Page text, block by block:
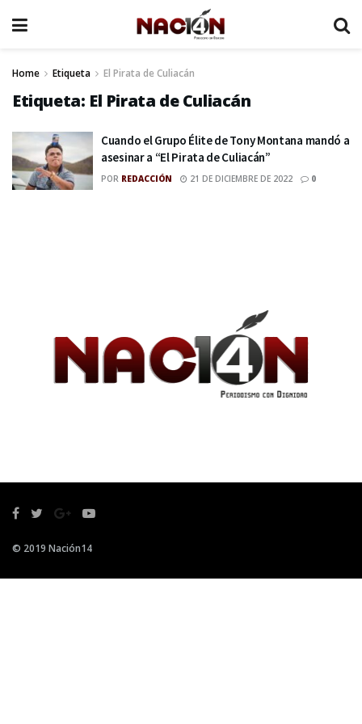
Home Etiqueta El Pirata de Culiacán
Etiqueta: El Pirata de Culiacán
Cuando el Grupo Élite de Tony Montana mandó a
asesinar a “El Pirata de Culiacán”
POR REDACCIÓN 21 DE DICIEMBRE DE 2022 0
© 2019 Nación14